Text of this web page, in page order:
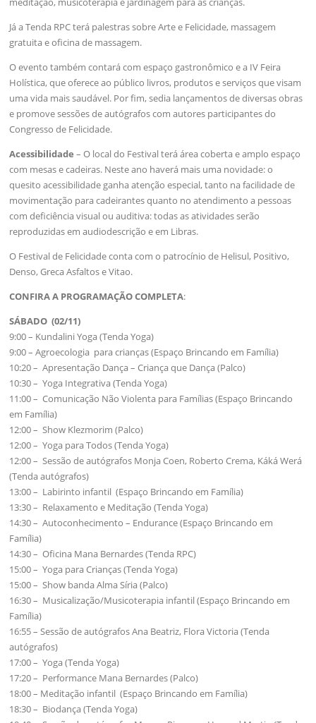
Já a Tenda RPC terá palestras sobre Arte e Felicidade, massagem
gratuita e oficina de massagem.
O evento também contará com espaço gastronômico e a IV Feira
Holística, que oferece ao público livros, produtos e serviços que visam
uma vida mais saudável. Por fim, sedia lançamentos de diversas obras
e promove sessões de autógrafos com autores participantes do
Congresso de Felicidade.
Acessibilidade– O local do Festival terá área coberta e amplo espaço
com mesas e cadeiras. Neste ano haverá mais uma novidade: o
quesito acessibilidade ganha atenção especial, tanto na facilidade de
movimentação para cadeirantes quanto no atendimento a pessoas
com deficiência visual ou auditiva: todas as atividades serão
reproduzidas em audiodescrição e em Libras.
O Festival de Felicidade conta com o patrocínio de Helisul, Positivo,
Denso, Greca Asfaltos e Vitao.
CONFIRA A PROGRAMAÇÃO COMPLETA:
SÁBADO (02/11)
9:00 – Kundalini Yoga (Tenda Yoga)
9:00 – Agroecologia para crianças (Espaço Brincando em Família)
10:20 – Apresentação Dança – Criança que Dança (Palco)
10:30 – Yoga Integrativa (Tenda Yoga)
11:00 – Comunicação Não Violenta para Famílias (Espaço Brincando
em Família)
12:00 – Show Klezmorim (Palco)
12:00 – Yoga para Todos (Tenda Yoga)
12:00 – Sessão de autógrafos Monja Coen, Roberto Crema, Káká Werá
(Tenda autógrafos)
13:00 – Labirinto infantil (Espaço Brincando em Família)
13:30 – Relaxamento e Meditação (Tenda Yoga)
14:30 – Autoconhecimento – Endurance (Espaço Brincando em
Família)
14:30 – Oficina Mana Bernardes (Tenda RPC)
15:00 – Yoga para Crianças (Tenda Yoga)
15:00 – Show banda Alma Síria (Palco)
16:30 – Musicalização/Musicoterapia infantil (Espaço Brincando em
Família)
16:55 – Sessão de autógrafos Ana Beatriz, Flora Victoria (Tenda
autógrafos)
17:00 – Yoga (Tenda Yoga)
17:20 – Performance Mana Bernardes (Palco)
18:00 – Meditação infantil (Espaço Brincando em Família)
18:30 – Biodança (Tenda Yoga)